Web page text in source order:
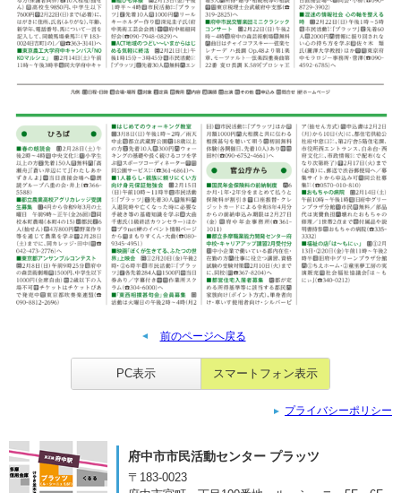
前のページへ戻る
PC表示 スマートフォン表示
プライバシーポリシー
府中市市民活動センター プラッツ
〒183-0023